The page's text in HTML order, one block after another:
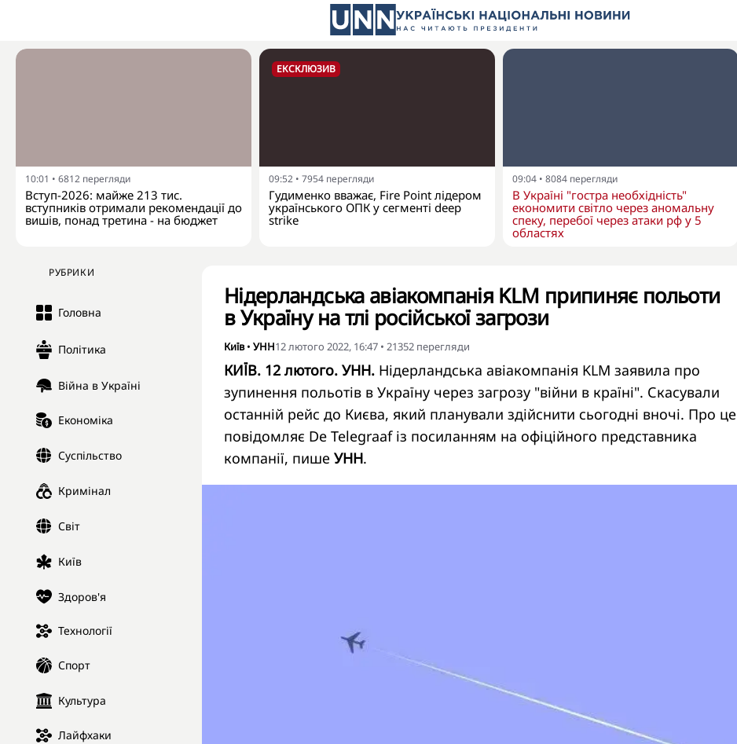
10:01 • 6812 перегляди
Вступ-2026: майже 213 тис.
вступників отримали рекомендації до
вишів, понад третина - на бюджет
ЕКСКЛЮЗИВ
09:52 • 7954 перегляди
Гудименко вважає, Fire Point лідером
українського ОПК у сегменті deep
strike
09:04 • 8084 перегляди
В Україні "гостра необхідність"
економити світло через аномальну
спеку, перебої через атаки рф у 5
областях
РУБРИКИ
Головна
Політика
Війна в Україні
Економіка
Суспільство
Кримінал
Світ
Київ
Здоров'я
Технології
Спорт
Культура
Лайфхаки
Нідерландська авіакомпанія KLM припиняє польоти
в Україну на тлі російської загрози
Київ• УНН12 лютого 2022, 16:47 • 21352 перегляди
КИЇВ. 12 лютого. УНН. Нідерландська авіакомпанія KLM заявила про
зупинення польотів в Україну через загрозу "війни в країні". Скасували
останній рейс до Києва, який планували здійснити сьогодні вночі. Про це
повідомляє De Telegraafіз посиланням на офіційного представника
компанії, пише УНН.